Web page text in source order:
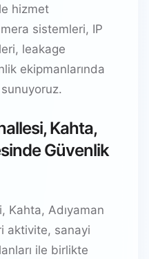
hizmet
sistemleri, IP
leakage
ekipmanlarında
Kahta,
Güvenlik
Kahta, Adıyaman
aktivite, sanayi
ile birlikte